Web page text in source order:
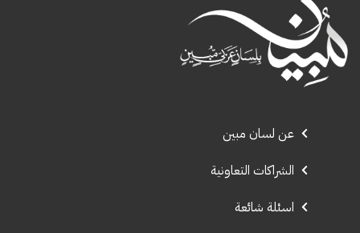
عن لسان مبين
الشراكات التعاونية
اسئلة شائعة